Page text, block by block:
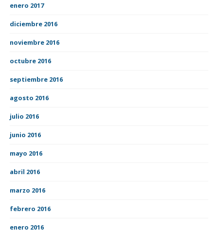
enero 2017
diciembre 2016
noviembre 2016
octubre 2016
septiembre 2016
agosto 2016
julio 2016
junio 2016
mayo 2016
abril 2016
marzo 2016
febrero 2016
enero 2016